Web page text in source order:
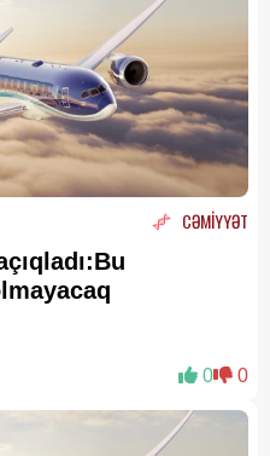
CƏMİYYƏT
0 0